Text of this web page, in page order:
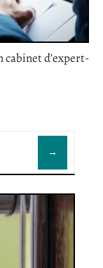
cabinet d’expert-